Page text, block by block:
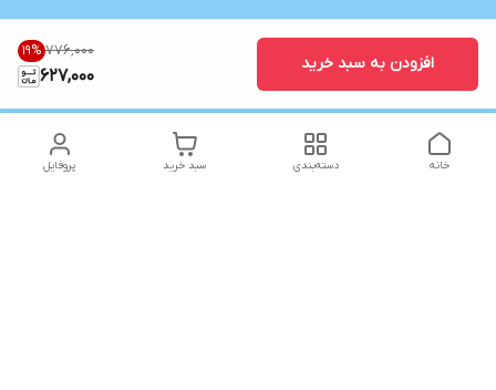
۷۷۶٬۰۰۰ 19%
627,000
افزودن به سبد خرید
پروفایل سبد خرید دسته‌بندی خانه